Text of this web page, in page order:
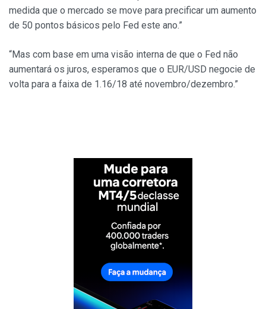
medida que o mercado se move para precificar um aumento
de 50 pontos básicos pelo Fed este ano.”
“Mas com base em uma visão interna de que o Fed não
aumentará os juros, esperamos que o EUR/USD negocie de
volta para a faixa de 1.16/18 até novembro/dezembro.”